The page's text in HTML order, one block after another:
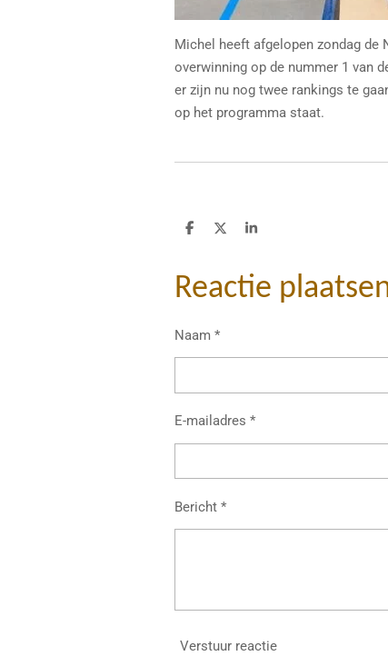
Michel heeft afgelopen zondag de
overwinning op de nummer 1 van
er zijn nu nog twee rankings te
op het programma staat.
D
e
n
D
S
r
e
Reactie
Naam *
E-mailadres *
Bericht *
Verstuur reactie